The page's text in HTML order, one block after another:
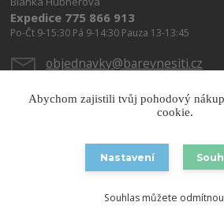
Expedice 775 866 913
Po-Čt 9-15:30 Pá 9-14:30 Pauza 13-13:45
objednavky@barevnesiti.cz
Vytvořeno na
Eshop-
Abychom zajistili tvůj pohodový
cookie.
Nastavení
Souhlas můžete